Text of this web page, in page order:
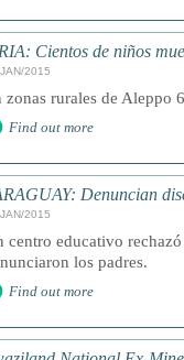
Cientos de niños
2015
zonas rurales de Aleppo
Find out more
Denuncian
2015
centro educativo
los padres.
Find out more